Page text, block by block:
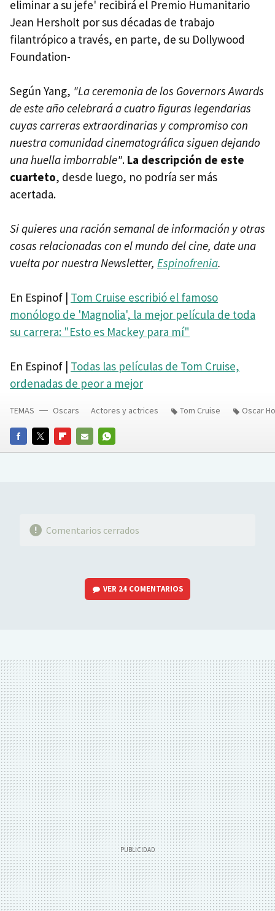
eliminar a su jefe' recibirá el Premio Humanitario
Jean Hersholt por sus décadas de trabajo
filantrópico a través, en parte, de su Dollywood
Foundation-
Según Yang, "La ceremonia de los Governors Awards
de este año celebrará a cuatro figuras legendarias
cuyas carreras extraordinarias y compromiso con
nuestra comunidad cinematográfica siguen dejando
una huella imborrable". La descripción de este
cuarteto, desde luego, no podría ser más
acertada.
Si quieres una ración semanal de información y otras
cosas relacionadas con el mundo del cine, date una
vuelta por nuestra Newsletter, Espinofrenia.
En Espinof | Tom Cruise escribió el famoso
monólogo de 'Magnolia', la mejor película de toda
su carrera: "Esto es Mackey para mí"
En Espinof | Todas las películas de Tom Cruise,
ordenadas de peor a mejor
FACEBOOKTWITTERFLIPBOARD
E-
WHATSAPP
TEMAS Oscars Actores y actrices Tom Cruise Oscar
Comentarios cerrados
VER 24 COMENTARIOS